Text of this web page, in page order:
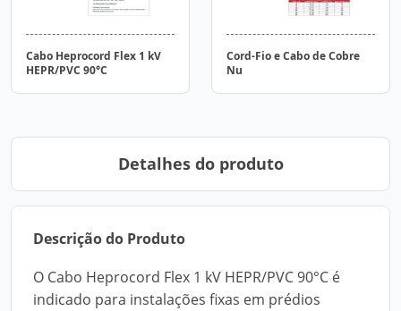
Cabo Heprocord Flex 1 kV
HEPR/PVC 90°C
Cord-Fio e Cabo de Cobre
Nu
Detalhes do produto
Descrição do Produto
O Cabo Heprocord Flex 1 kV HEPR/PVC 90°C é
indicado para instalações fixas em prédios